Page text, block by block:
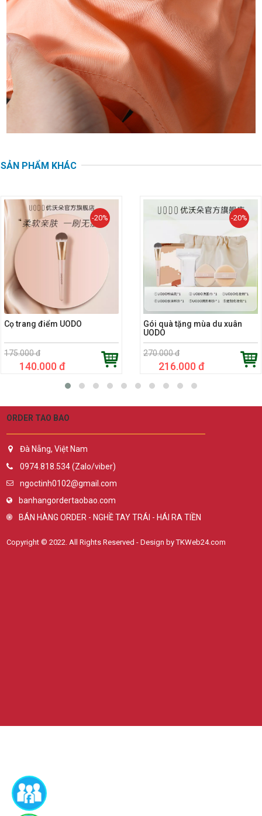
SẢN PHẨM KHÁC
-20%
Cọ trang điểm UODO
175.000 đ
140.000 đ
-20%
Gói quà tặng mùa du xuân
UODO
270.000 đ
216.000 đ
ORDER TAO BAO
Đà Nẵng, Việt Nam
0974.818.534 (Zalo/viber)
ngoctinh0102@gmail.com
banhangordertaobao.com
BÁN HÀNG ORDER - NGHỀ TAY TRÁI - HÁI RA TIỀN
Copyright © 2022. All Rights Reserved - Design by TKWeb24.com